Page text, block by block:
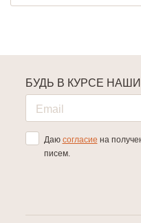
БУДЬ В КУРСЕ
Даю согласие на
писем.